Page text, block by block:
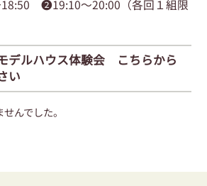
❷19:10〜20:00（各回１組限
デルハウス体験会 こちらから
い
んでした。